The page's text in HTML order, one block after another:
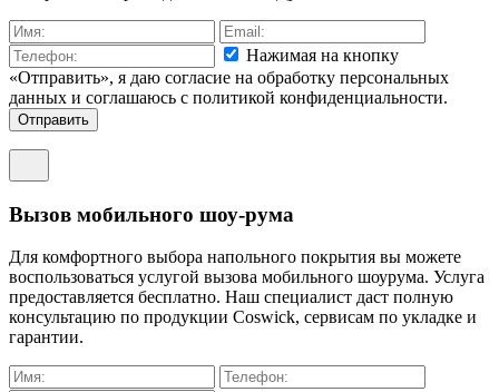
Нажимая на кнопку
«Отправить», я даю согласие на обработку персональных
данных и соглашаюсь c политикой конфиденциальности.
Отправить
Вызов мобильного шоу-рума
Для комфортного выбора напольного покрытия вы можете
воспользоваться услугой вызова мобильного шоурума. Услуга
предоставляется бесплатно. Наш специалист даст полную
консультацию по продукции Coswick, сервисам по укладке и
гарантии.